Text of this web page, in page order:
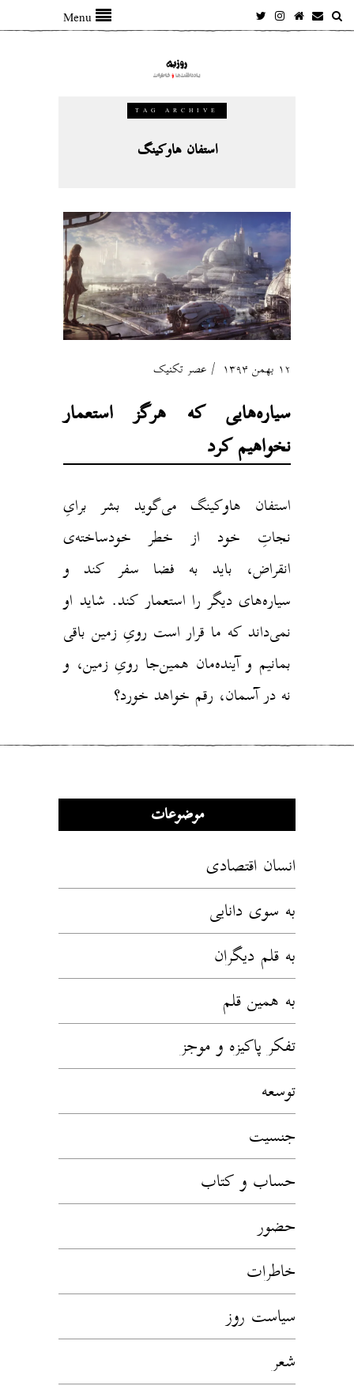
Menu
TAG ARCHIVE
استفان هاوکینگ
۱۲ بهمن ۱۳۹۴ عصر تکنیک
سیاره‌هایی که هرگز استعمار
نخواهیم کرد
استفان هاوکینگ می‌گوید بشر برایِ
نجاتِ خود از خطر خودساخته‌ی
انقراض، باید به فضا سفر کند و
سیاره‌های دیگر را استعمار کند. شاید او
نمی‌داند که ما قرار است رویِ زمین باقی
بمانیم و آینده‌مان همین‌جا رویِ زمین، و
نه در آسمان، رقم خواهد خورد؟
موضوعات
انسان اقتصادی
به سوی دانایی
به قلم دیگران
به همین قلم
تفکر پاکیزه و موجز
توسعه
جنسیت
حساب و کتاب
حضور
خاطرات
سیاست روز
شعر